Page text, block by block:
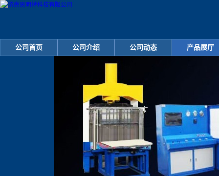
公司首页 公司介绍 公司动态 产品展厅